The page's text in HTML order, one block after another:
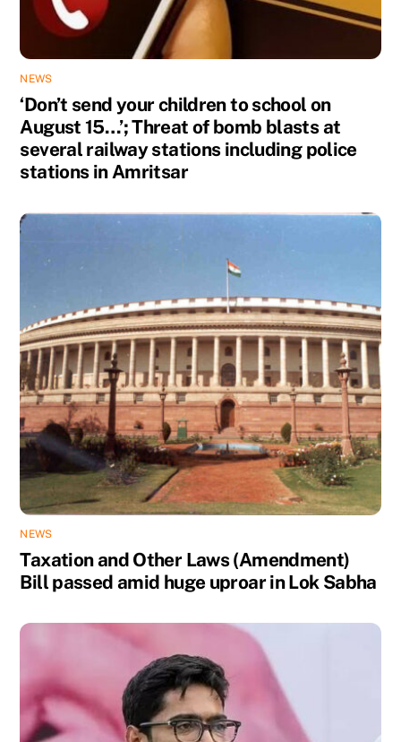
NEWS
‘Don’t send your children to school on
August 15…’; Threat of bomb blasts at
several railway stations including police
stations in Amritsar
NEWS
Taxation and Other Laws (Amendment)
Bill passed amid huge uproar in Lok Sabha